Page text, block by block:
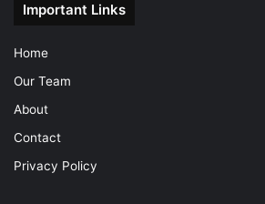
Important Links
Home
Our Team
About
Contact
Privacy Policy